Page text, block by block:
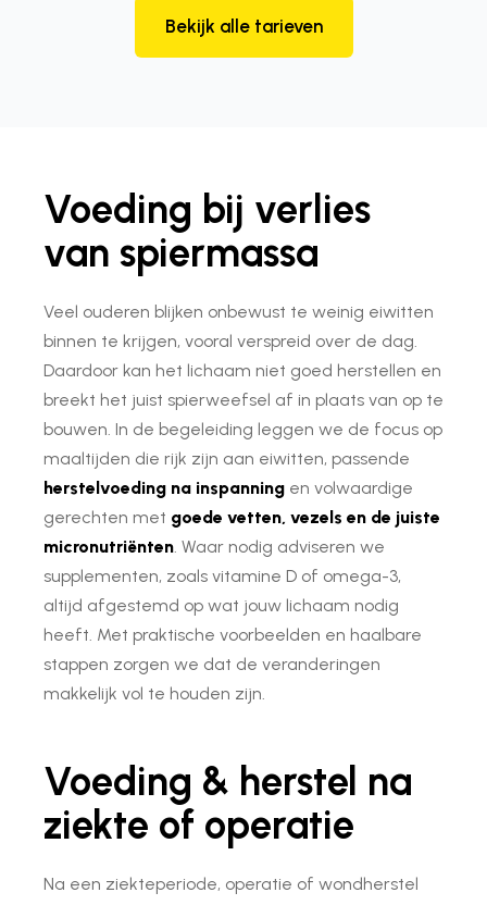
Bekijk alle tarieven
Voeding bij verlies
van spiermassa
Veel ouderen blijken onbewust te weinig eiwitten
binnen te krijgen, vooral verspreid over de dag.
Daardoor kan het lichaam niet goed herstellen en
breekt het juist spierweefsel af in plaats van op te
bouwen. In de begeleiding leggen we de focus op
maaltijden die rijk zijn aan eiwitten, passende
herstelvoeding na inspanning en volwaardige
gerechten met goede vetten, vezels en de juiste
micronutriënten. Waar nodig adviseren we
supplementen, zoals vitamine D of omega-3,
altijd afgestemd op wat jouw lichaam nodig
heeft. Met praktische voorbeelden en haalbare
stappen zorgen we dat de veranderingen
makkelijk vol te houden zijn.
Voeding & herstel na
ziekte of operatie
Na een ziekteperiode, operatie of wondherstel